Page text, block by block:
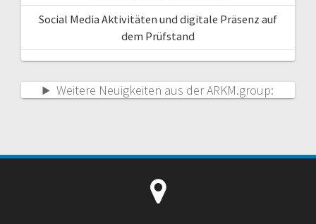
Social Media Aktivitäten und digitale Präsenz auf
dem Prüfstand
Weitere Neuigkeiten aus der ARKM.group: